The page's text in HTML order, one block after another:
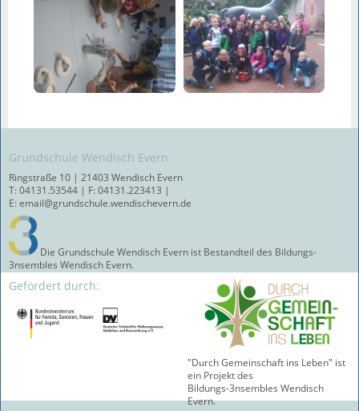
Grundschule Wendisch Evern
Ringstraße 10 | 21403 Wendisch Evern
T: 04131.53544 | F: 04131.223413 |
E: email@grundschule.wendischevern.de
Die Grundschule Wendisch Evern ist Bestandteil des Bildungs-
3nsembles Wendisch Evern.
Gefördert durch:
"Durch Gemeinschaft ins Leben" ist
ein Projekt des
Bildungs-3nsembles Wendisch
Evern.